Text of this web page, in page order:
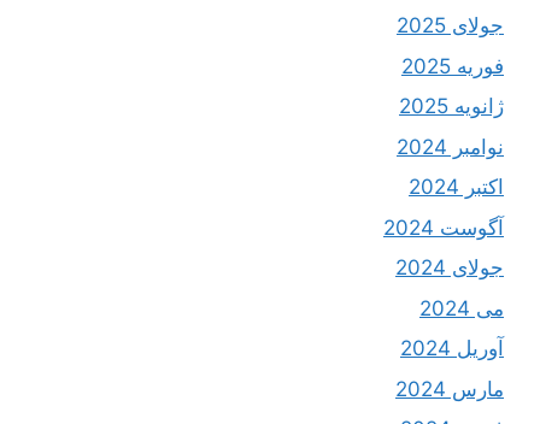
جولای 2025
فوریه 2025
ژانویه 2025
نوامبر 2024
اکتبر 2024
آگوست 2024
جولای 2024
می 2024
آوریل 2024
مارس 2024